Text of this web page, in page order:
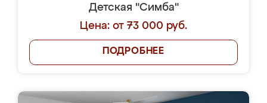
Детская "Симба"
Цена: от 73 000 руб.
ПОДРОБНЕЕ